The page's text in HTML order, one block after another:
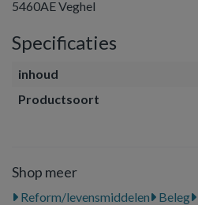
5460AE Veghel
Specificaties
inhoud
Productsoort
Shop meer
Reform/levensmiddelen Beleg